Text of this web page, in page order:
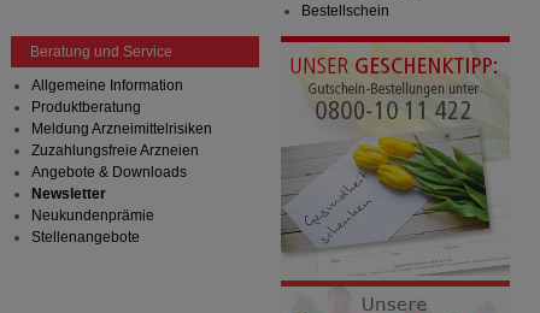
Bestellschein
Beratung und Service
Allgemeine Information
Produktberatung
Meldung Arzneimittelrisiken
Zuzahlungsfreie Arzneien
Angebote & Downloads
Newsletter
Neukundenprämie
Stellenangebote